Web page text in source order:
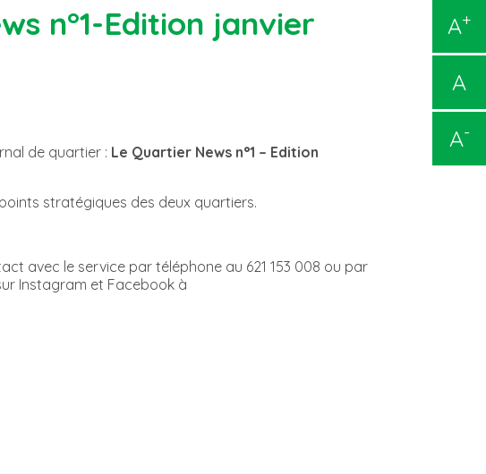
A+
A
A-
n°1-Edition janvier
de quartier : Le Quartier News n°1 – Edition
stratégiques des deux quartiers.
avec le service par téléphone au 621 153 008 ou par
Instagram et Facebook à